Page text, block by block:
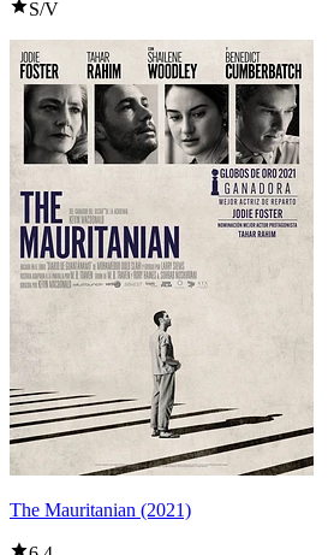
S/V
The Mauritanian (2021)